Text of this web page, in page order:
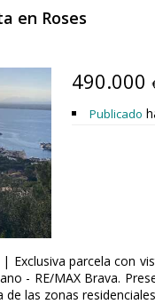
en Roses
490.000
Publicado
| Exclusiva parcela con
- RE/MAX Brava.
las zonas